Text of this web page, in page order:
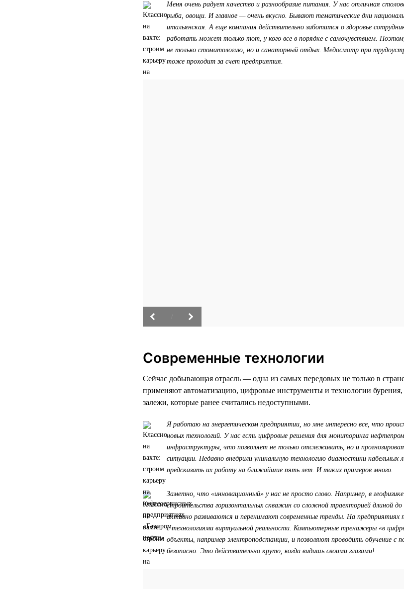
Меня очень радует качество и разнообразие питания. У нас отличная
рыба, овощи. И главное — очень вкусно. Бывают тематические дни
итальянская. А еще компания действительно заботится о здоровье
работать может только тот, у кого все в порядке с самочувствием.
не только стоматологию, но и санаторный отдых. Медосмотр при
тоже проходит за счет предприятия.
Современные технологии
Сейчас добывающая отрасль — одна из самых передовых не только в
применяют автоматизацию, цифровые инструменты и технологии бурения,
залежи, которые ранее считались недоступными.
Я работаю на энергетическом предприятии, но мне интересно все, что
новых технологий. У нас есть цифровые решения для мониторинга
инфраструктуры, что позволяет не только отслеживать, но и
ситуации. Недавно внедрили уникальную технологию диагностики
предсказать их работу на ближайшие пять лет. И таких примеров много.
Заметно, что «инновационный» у нас не просто слово. Например, в геофизике
строительства горизонтальных скважин со сложной траекторией длиной
активно развиваются и перенимают современные тренды. На предприятиях
с технологиями виртуальной реальности. Компьютерные тренажеры «в
объекты, например электроподстанции, и позволяют проводить обучение с
безопасно. Это действительно круто, когда видишь своими глазами!